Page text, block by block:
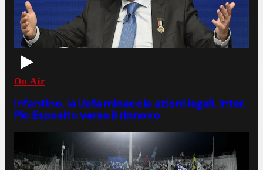
On Air
Infantino, la Uefa minaccia azioni legali. Inter,
Pio Esposito verso il rinnovo